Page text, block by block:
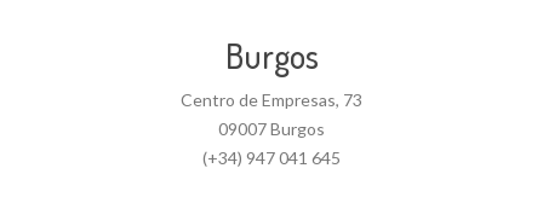
Burgos
Centro de Empresas, 73
09007 Burgos
(+34) 947 041 645